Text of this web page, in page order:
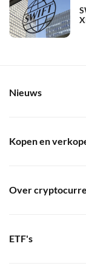
Nieuws
Kopen en
Over
ETF's